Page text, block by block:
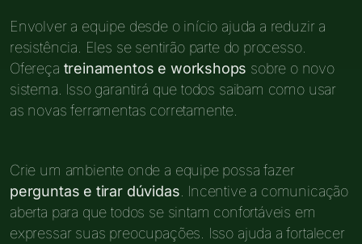
Envolver a equipe desde o início ajuda a reduzir a
resistência. Eles se sentirão parte do processo.
Ofereça treinamentos e workshops sobre o novo
sistema. Isso garantirá que todos saibam como usar
as novas ferramentas corretamente.
Crie um ambiente onde a equipe possa fazer
perguntas e tirar dúvidas . Incentive a comunicação
aberta para que todos se sintam confortáveis em
expressar suas preocupações. Isso ajuda a fortalecer